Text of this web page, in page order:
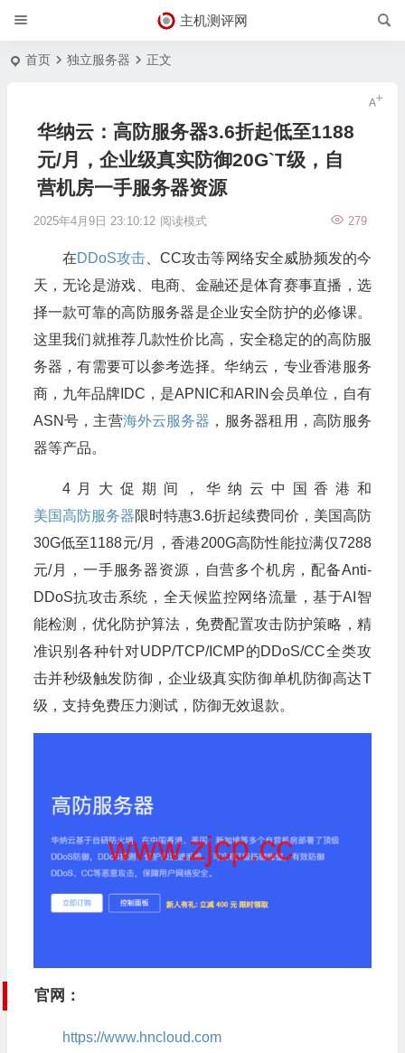
主机测评网
首页 独立服务器 正文
华纳云：高防服务器3.6折起低至1188
元/月，企业级真实防御20G`T级，自
营机房一手服务器资源
2025年4月9日 23:10:12 279
阅读模式
在DDoS攻击、CC攻击等网络安全威胁频发的今
天，无论是游戏、电商、金融还是体育赛事直播，选
择一款可靠的高防服务器是企业安全防护的必修课。
这里我们就推荐几款性价比高，安全稳定的的高防服
务器，有需要可以参考选择。华纳云，专业香港服务
商，九年品牌IDC，是APNIC和ARIN会员单位，自有
ASN号，主营海外云服务器 ，服务器租用，高防服务
器等产品。
4月大促期间，华纳云中国香港和
美国高防服务器限时特惠3.6折起续费同价，美国高防
30G低至1188元/月，香港200G高防性能拉满仅7288
元/月，一手服务器资源，自营多个机房，配备Anti-
DDoS抗攻击系统，全天候监控网络流量，基于AI智
能检测，优化防护算法，免费配置攻击防护策略，精
准识别各种针对UDP/TCP/ICMP的DDoS/CC全类攻
击并秒级触发防御，企业级真实防御单机防御高达T
级，支持免费压力测试，防御无效退款。
官网：
https://www.hncloud.com